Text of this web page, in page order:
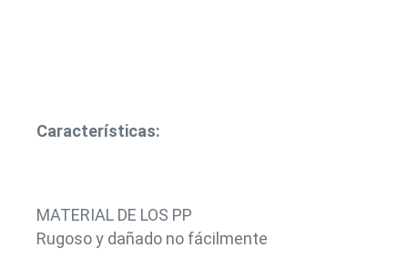
Características:
MATERIAL DE LOS PP
Rugoso y dañado no fácilmente